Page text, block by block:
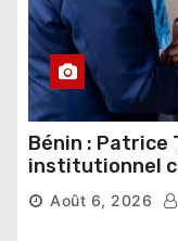
Bénin : Patrice
institutionnel
Sénat
Août 6, 2026